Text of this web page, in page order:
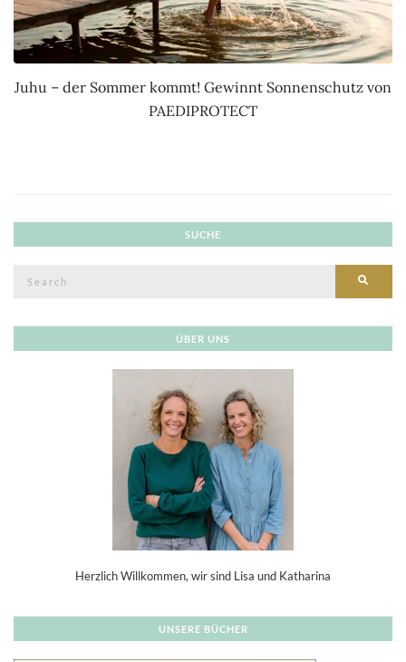
Juhu – der Sommer kommt! Gewinnt Sonnenschutz von
PAEDIPROTECT
SUCHE
ÜBER UNS
Herzlich Willkommen, wir sind Lisa und Katharina
UNSERE BÜCHER